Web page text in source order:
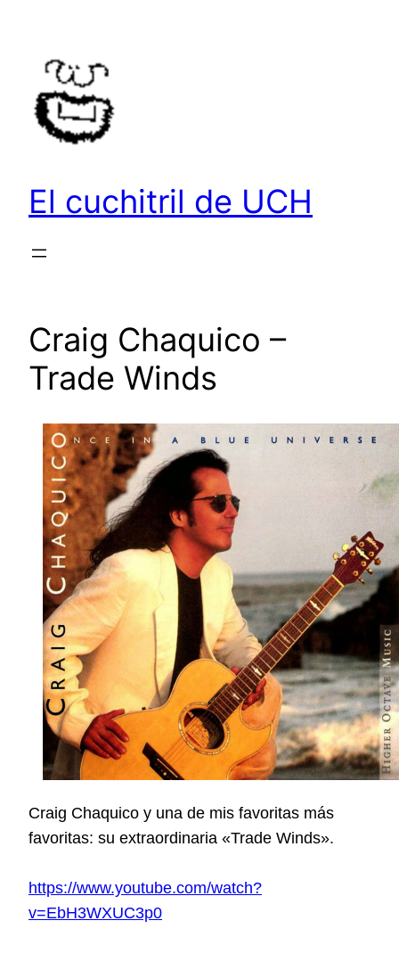
contenido
El cuchitril de UCH
Craig Chaquico –
Trade Winds
Craig Chaquico y una de mis favoritas más
favoritas: su extraordinaria «Trade Winds».
https://www.youtube.com/watch?
v=EbH3WXUC3p0